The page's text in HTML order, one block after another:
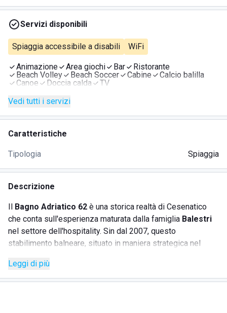
Servizi disponibili
Spiaggia accessibile a disabili WiFi
Animazione Area giochi Bar
Ristorante
Beach Volley
Beach Soccer Cabine
Calcio balilla
Canoe
Doccia calda
TV
Vedi tutti i servizi
Caratteristiche
Tipologia Spiaggia
Descrizione
Il Bagno Adriatico 62 è una storica realtà di Cesenatico
che conta sull'esperienza maturata dalla famiglia Balestri
nel settore dell'hospitality. Sin dal 2007, questo
stabilimento balneare, situato in maniera strategica nel
un luogo accogliente e accessibile per tutti. Il bagno è
progettato per assicurare completa accessibilità anche a
Leggi di più